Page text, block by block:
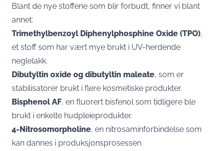
Blant de nye stoffene som blir forbudt, finner vi blant
annet:
Trimethylbenzoyl Diphenylphosphine Oxide (TPO),
et stoff som har vært mye brukt i UV-herdende
neglelakk.
Dibutyltin oxide og dibutyltin maleate, som er
stabilisatorer brukt i flere kosmetiske produkter.
Bisphenol AF, en fluorert bisfenol som tidligere ble
brukt i enkelte hudpleieprodukter.
4-Nitrosomorpholine, en nitrosaminforbindelse som
kan dannes i produksjonsprosessen.